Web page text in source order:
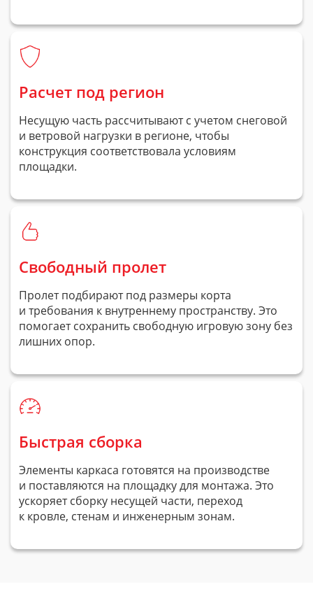
Расчет под регион
Несущую часть рассчитывают с учетом снеговой
и ветровой нагрузки в регионе, чтобы
конструкция соответствовала условиям
площадки.
Свободный пролет
Пролет подбирают под размеры корта
и требования к внутреннему пространству. Это
помогает сохранить свободную игровую зону без
лишних опор.
Быстрая сборка
Элементы каркаса готовятся на производстве
и поставляются на площадку для монтажа. Это
ускоряет сборку несущей части, переход
к кровле, стенам и инженерным зонам.